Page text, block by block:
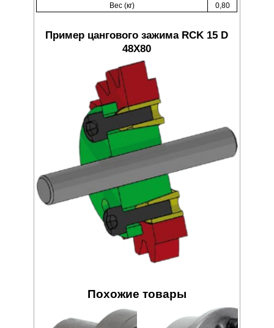
Вес (кг)
0,80
Пример цангового зажима RCK 15 D
48X80
Похожие товары